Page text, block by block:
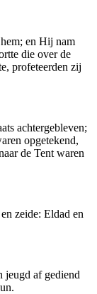
en Hij nam
die over de
profeteerden zij
achtergebleven;
opgetekend,
de Tent waren
zeide: Eldad en
jeugd af gediend